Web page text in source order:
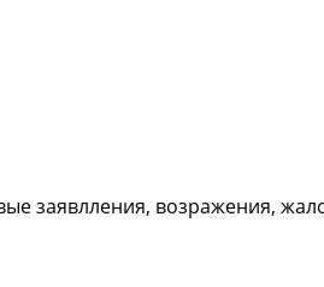
заявлления, возражения,